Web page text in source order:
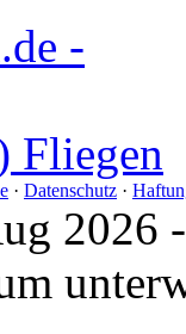
· Datenschutz ·
2026